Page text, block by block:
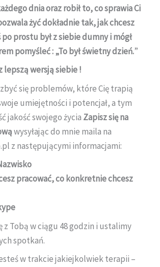
dnia oraz robił to, co sprawia Ci
żyć dokładnie tak, jak chcesz
po prostu był z siebie dumny i mógł
pomyśleć : „To był świetny dzień.”
lepszą wersją siebie !
się problemów, które Cię trapią
umiejętności i potencjał, a tym
jakość swojego życia Zapisz się na
wysyłając do mnie maila na
z następującymi informacjami:
pracować, co konkretnie chcesz
Tobą w ciągu 48 godzin i ustalimy
spotkań.
w trakcie jakiejkolwiek terapii –